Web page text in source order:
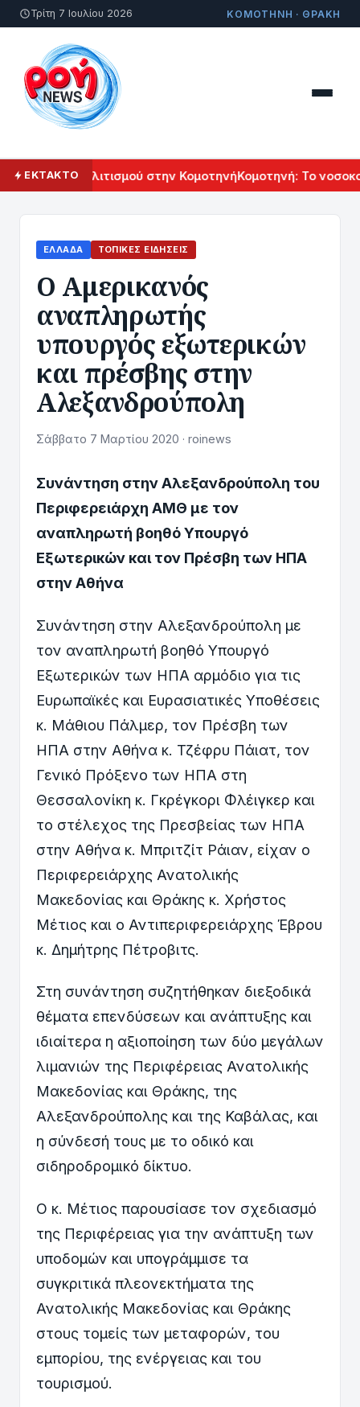
Τρίτη 7 Ιουλίου 2026 ΚΟΜΟΤΗΝΗ · ΘΡΑΚΗ
ΕΚΤΑΚΤΟΠολιτισμού στην ΚομοτηνήΚομοτηνή: Το
ΕΛΛΆΔΑ ΤΟΠΙΚΈΣ ΕΙΔΉΣΕΙΣ
Ο Αμερικανός
αναπληρωτής
υπουργός εξωτερικών
και πρέσβης στην
Αλεξανδρούπολη
Σάββατο 7 Μαρτίου 2020 · roinews
Συνάντηση στην Αλεξανδρούπολη του
Περιφερειάρχη ΑΜΘ με τον
αναπληρωτή βοηθό Υπουργό
Εξωτερικών και τον Πρέσβη των ΗΠΑ
στην Αθήνα
Συνάντηση στην Αλεξανδρούπολη με
τον αναπληρωτή βοηθό Υπουργό
Εξωτερικών των ΗΠΑ αρμόδιο για τις
Ευρωπαϊκές και Ευρασιατικές Υποθέσεις
κ. Μάθιου Πάλμερ, τον Πρέσβη των
ΗΠΑ στην Αθήνα κ. Τζέφρυ Πάιατ, τον
Γενικό Πρόξενο των ΗΠΑ στη
Θεσσαλονίκη κ. Γκρέγκορι Φλέιγκερ και
το στέλεχος της Πρεσβείας των ΗΠΑ
στην Αθήνα κ. Μπριτζίτ Ράιαν, είχαν ο
Περιφερειάρχης Ανατολικής
Μακεδονίας και Θράκης κ. Χρήστος
Μέτιος και ο Αντιπεριφερειάρχης Έβρου
κ. Δημήτρης Πέτροβιτς.
Στη συνάντηση συζητήθηκαν διεξοδικά
θέματα επενδύσεων και ανάπτυξης και
ιδιαίτερα η αξιοποίηση των δύο μεγάλων
λιμανιών της Περιφέρειας Ανατολικής
Μακεδονίας και Θράκης, της
Αλεξανδρούπολης και της Καβάλας, και
η σύνδεσή τους με το οδικό και
σιδηροδρομικό δίκτυο.
Ο κ. Μέτιος παρουσίασε τον σχεδιασμό
της Περιφέρειας για την ανάπτυξη των
υποδομών και υπογράμμισε τα
συγκριτικά πλεονεκτήματα της
Ανατολικής Μακεδονίας και Θράκης
στους τομείς των μεταφορών, του
εμπορίου, της ενέργειας και του
τουρισμού.